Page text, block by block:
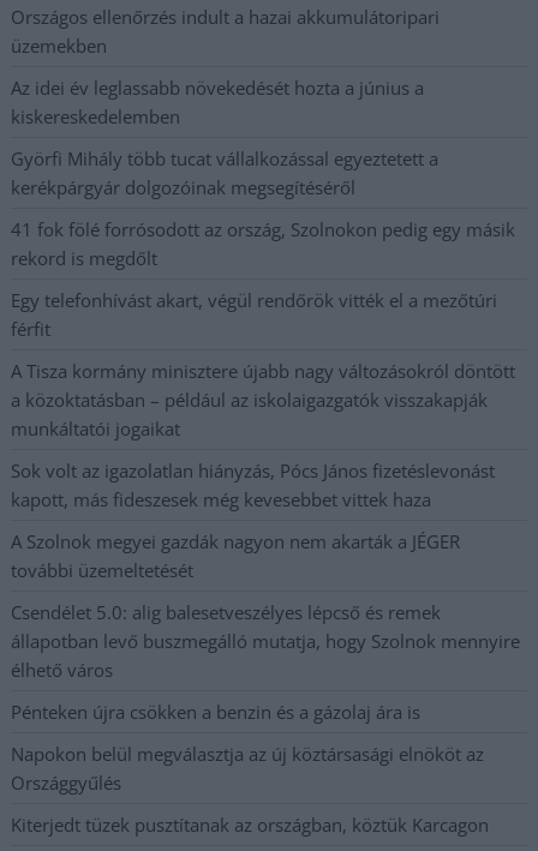
Országos ellenőrzés indult a hazai akkumulátoripari
üzemekben
Az idei év leglassabb növekedését hozta a június a
kiskereskedelemben
Györfi Mihály több tucat vállalkozással egyeztetett a
kerékpárgyár dolgozóinak megsegítéséről
41 fok fölé forrósodott az ország, Szolnokon pedig egy másik
rekord is megdőlt
Egy telefonhívást akart, végül rendőrök vitték el a mezőtúri
férfit
A Tisza kormány minisztere újabb nagy változásokról döntött
a közoktatásban – például az iskolaigazgatók visszakapják
munkáltatói jogaikat
Sok volt az igazolatlan hiányzás, Pócs János fizetéslevonást
kapott, más fideszesek még kevesebbet vittek haza
A Szolnok megyei gazdák nagyon nem akarták a JÉGER
további üzemeltetését
Csendélet 5.0: alig balesetveszélyes lépcső és remek
állapotban levő buszmegálló mutatja, hogy Szolnok mennyire
élhető város
Pénteken újra csökken a benzin és a gázolaj ára is
Napokon belül megválasztja az új köztársasági elnököt az
Országgyűlés
Kiterjedt tüzek pusztítanak az országban, köztük Karcagon